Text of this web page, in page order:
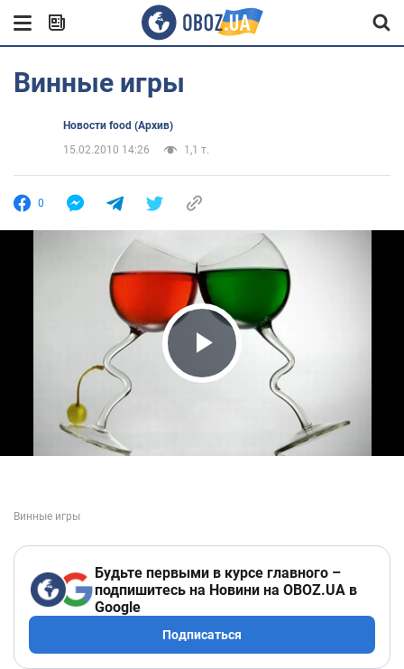
Винные игры
Новости food (Архив)
15.02.2010 14:26
1,1 т.
0
Play Video
Будьте первыми в курсе главного –
подпишитесь на Новини на OBOZ.UA в
Google
Подписаться